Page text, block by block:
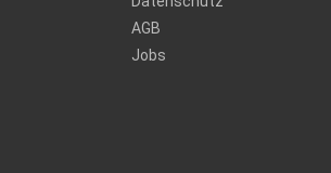
AGB
Jobs